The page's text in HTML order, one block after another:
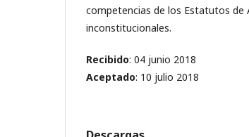
competencias de los Estatutos
inconstitucionales.
Recibido: 04 junio 2018
Aceptado: 10 julio 2018